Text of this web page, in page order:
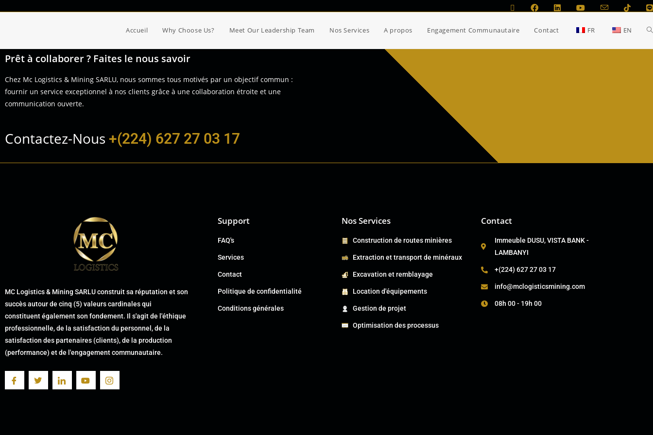
Accueil Why Choose Us? Meet Our Leadership Team Nos Services A propos Engagement Communautaire Contact FR EN
Prêt à collaborer ? Faites le nous savoir
Chez Mc Logistics & Mining SARLU, nous sommes tous motivés par un objectif commun :
fournir un service exceptionnel à nos clients grâce à une collaboration étroite et une
communication ouverte.
Contactez-Nous +(224) 627 27 03 17
MC Logistics & Mining SARLU construit sa réputation et son
succès autour de cinq (5) valeurs cardinales qui
constituent également son fondement. Il s'agit de l'éthique
professionnelle, de la satisfaction du personnel, de la
satisfaction des partenaires (clients), de la production
(performance) et de l'engagement communautaire.
Support
FAQ's
Services
Contact
Politique de confidentialité
Conditions générales
Nos Services
Construction de routes minières
Extraction et transport de minéraux
Excavation et remblayage
Location d'équipements
Gestion de projet
Optimisation des processus
Contact
Immeuble DUSU, VISTA BANK -
LAMBANYI
+(224) 627 27 03 17
info@mclogisticsmining.com
08h 00 - 19h 00